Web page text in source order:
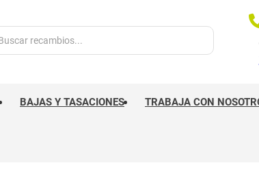
BAJAS Y TASACIONES TRABAJA CON